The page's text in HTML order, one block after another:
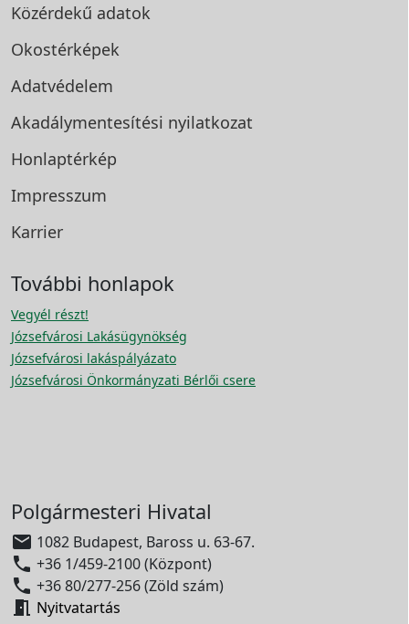
Közérdekű adatok
Okostérképek
Adatvédelem
Akadálymentesítési nyilatkozat
Honlaptérkép
Impresszum
Karrier
További honlapok
Vegyél részt!
Józsefvárosi Lakásügynökség
Józsefvárosi lakáspályázato
Józsefvárosi Önkormányzati Bérlői csere
Polgármesteri Hivatal
 1082 Budapest, Baross u. 63-67.
 +36 1/459-2100 (Központ)
 +36 80/277-256 (Zöld szám)
 Nyitvatartás